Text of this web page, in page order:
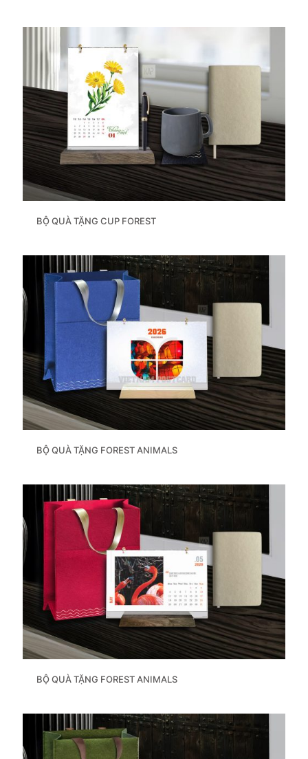
BỘ QUÀ TẶNG CUP FOREST
BỘ QUÀ TẶNG FOREST ANIMALS
BỘ QUÀ TẶNG FOREST ANIMALS